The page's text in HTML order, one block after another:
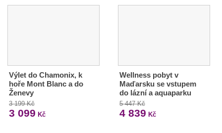
Výlet do Chamonix, k
hoře Mont Blanc a do
Ženevy
3 199 Kč
3 099 Kč
Wellness pobyt v
Maďarsku se vstupem
do lázní a aquaparku
5 447 Kč
4 839 Kč